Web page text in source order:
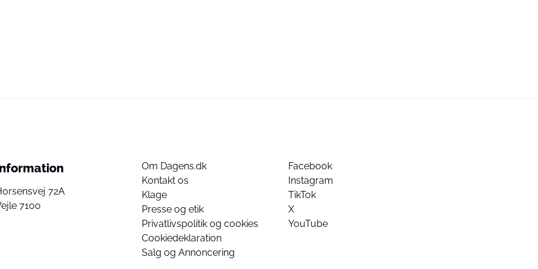
72A
7100
Om Dagens.dk
Kontakt os
Klage
Presse og etik
Privatlivspolitik og cookies
Cookiedeklaration
Salg og Annoncering
Facebook
Instagram
TikTok
X
YouTube